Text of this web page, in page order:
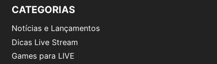
CATEGORIAS
Notícias e Lançamentos
Dicas Live Stream
Games para LIVE